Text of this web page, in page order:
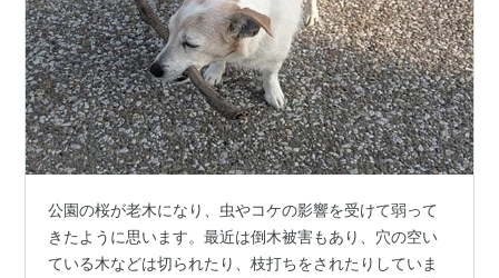
公園の桜が老木になり、虫やコケの影響を受けて弱って
きたように思います。最近は倒木被害もあり、穴の空い
ている木などは切られたり、枝打ちをされたりしていま